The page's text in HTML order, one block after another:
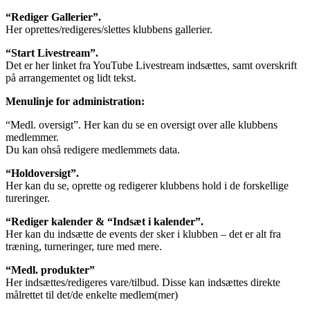
“Rediger Gallerier”.
Her oprettes/redigeres/slettes klubbens gallerier.
“Start Livestream”.
Det er her linket fra YouTube Livestream indsættes, samt overskrift
på arrangementet og lidt tekst.
Menulinje for administration:
“Medl. oversigt”. Her kan du se en oversigt over alle klubbens
medlemmer.
Du kan ohså redigere medlemmets data.
“Holdoversigt”.
Her kan du se, oprette og redigerer klubbens hold i de forskellige
tureringer.
“Rediger kalender & “Indsæt i kalender”.
Her kan du indsætte de events der sker i klubben – det er alt fra
træning, turneringer, ture med mere.
“Medl. produkter”
Her indsættes/redigeres vare/tilbud. Disse kan indsættes direkte
målrettet til det/de enkelte medlem(mer)